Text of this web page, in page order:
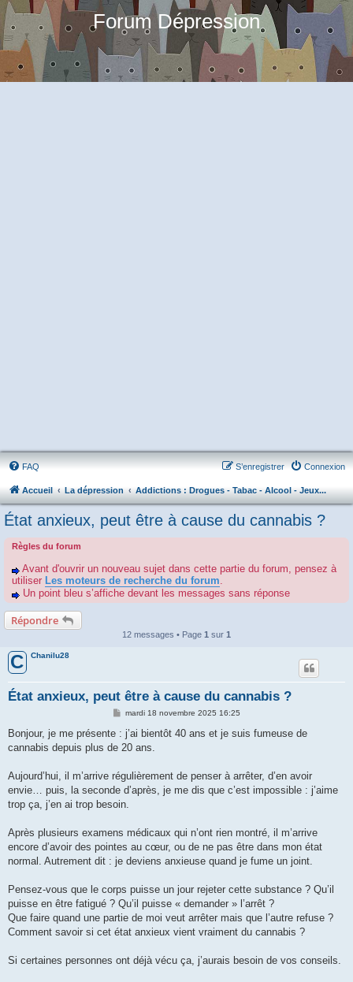
Forum Dépression
FAQ Connexion
S’enregistrer
Accueil La dépression Addictions : Drogues - Tabac - Alcool - Jeux...
État anxieux, peut être à cause du cannabis ?
Règles du forum
Avant d'ouvrir un nouveau sujet dans cette partie du forum, pensez à
utiliser Les moteurs de recherche du forum.
Un point bleu s’affiche devant les messages sans réponse
Répondre
12 messages • Page 1 sur 1
C Chanilu28
État anxieux, peut être à cause du cannabis ?
M
s
s
a
mardi 18 novembre 2025 16:25
Bonjour, je me présente : j’ai bientôt 40 ans et je suis fumeuse de
cannabis depuis plus de 20 ans.
Aujourd’hui, il m’arrive régulièrement de penser à arrêter, d’en avoir
envie… puis, la seconde d’après, je me dis que c’est impossible : j’aime
trop ça, j’en ai trop besoin.
Après plusieurs examens médicaux qui n’ont rien montré, il m’arrive
encore d’avoir des pointes au cœur, ou de ne pas être dans mon état
normal. Autrement dit : je deviens anxieuse quand je fume un joint.
Pensez-vous que le corps puisse un jour rejeter cette substance ? Qu’il
puisse en être fatigué ? Qu’il puisse « demander » l’arrêt ?
Que faire quand une partie de moi veut arrêter mais que l’autre refuse ?
Comment savoir si cet état anxieux vient vraiment du cannabis ?
Si certaines personnes ont déjà vécu ça, j’aurais besoin de vos conseils.